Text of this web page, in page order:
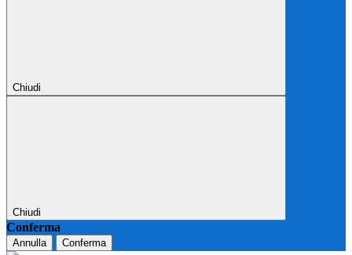
Chiudi
Chiudi
Conferma
Annulla Conferma